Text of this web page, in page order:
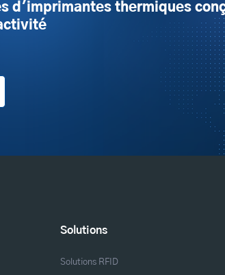
d'imprimantes thermiques
Solutions
Solutions RFID